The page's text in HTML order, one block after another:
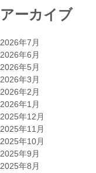
アーカイブ
2026年7月
2026年6月
2026年5月
2026年3月
2026年2月
2026年1月
2025年12月
2025年11月
2025年10月
2025年9月
2025年8月